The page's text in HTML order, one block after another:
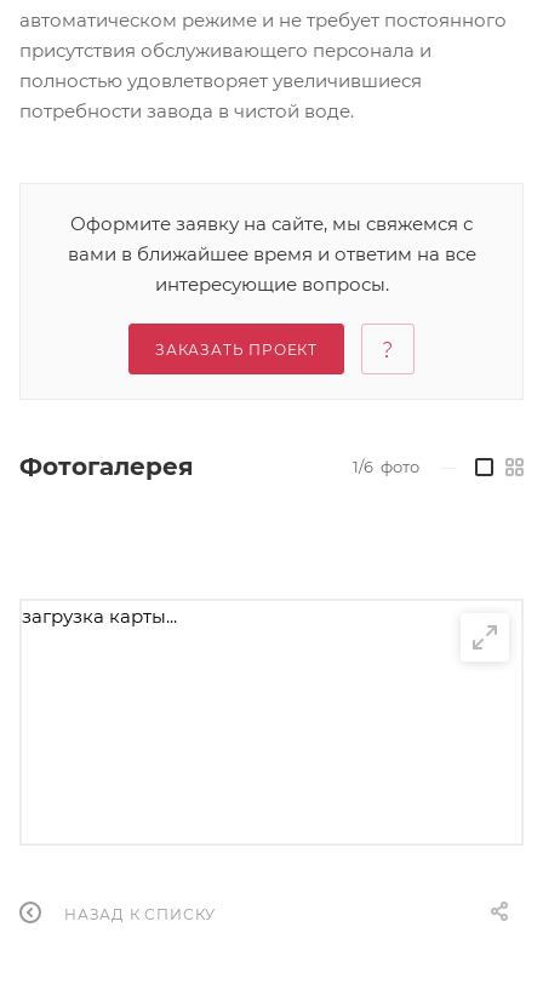
автоматическом режиме и не требует постоянного
присутствия обслуживающего персонала и
полностью удовлетворяет увеличившиеся
потребности завода в чистой воде.
Оформите заявку на сайте, мы свяжемся с
вами в ближайшее время и ответим на все
интересующие вопросы.
ЗАКАЗАТЬ ПРОЕКТ
Фотогалерея 1/6 фото
загрузка карты...
НАЗАД К СПИСКУ